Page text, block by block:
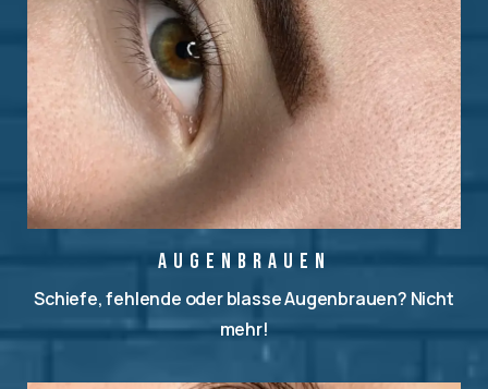
Augenbrauen
Schiefe, fehlende oder blasse Augenbrauen? Nicht
mehr!